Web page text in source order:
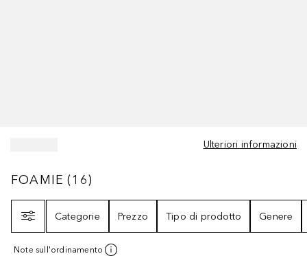
Ulteriori informazioni
FOAMIE 16
FOAMIE (16)
Categorie
Prezzo Tipo di prodotto Genere
Note sull'ordinamento